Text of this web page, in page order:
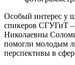
Особый интерес у
спикеров СГУГиТ
Николаевны
помогли молодым
перспективы в